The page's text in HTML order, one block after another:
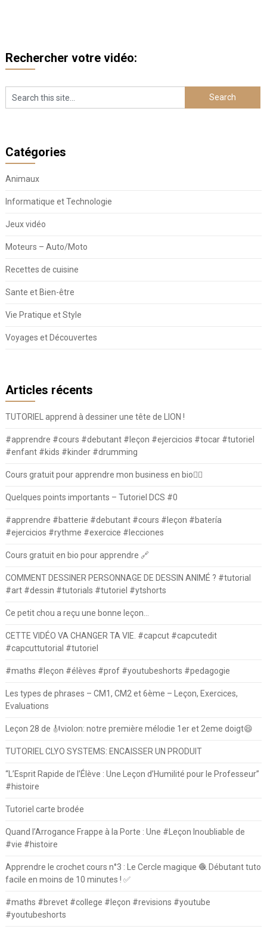
Rechercher votre vidéo:
Catégories
Animaux
Informatique et Technologie
Jeux vidéo
Moteurs – Auto/Moto
Recettes de cuisine
Sante et Bien-être
Vie Pratique et Style
Voyages et Découvertes
Articles récents
TUTORIEL apprend à dessiner une tête de LION !
#apprendre #cours #debutant #leçon #ejercicios #tocar #tutoriel
#enfant #kids #kinder #drumming
Cours gratuit pour apprendre mon business en bio⛓️‍💥
Quelques points importants – Tutoriel DCS #0
#apprendre #batterie #debutant #cours #leçon #batería
#ejercicios #rythme #exercice #lecciones
Cours gratuit en bio pour apprendre 🔗
COMMENT DESSINER PERSONNAGE DE DESSIN ANIMÉ ? #tutorial
#art #dessin #tutorials #tutoriel #ytshorts
Ce petit chou a reçu une bonne leçon…
CETTE VIDÉO VA CHANGER TA VIE. #capcut #capcutedit
#capcuttutorial #tutoriel
#maths #leçon #élèves #prof #youtubeshorts #pedagogie
Les types de phrases – CM1, CM2 et 6ème – Leçon, Exercices,
Evaluations
Leçon 28 de 🎻violon: notre première mélodie 1er et 2eme doigt😄
TUTORIEL CLYO SYSTEMS: ENCAISSER UN PRODUIT
“L’Esprit Rapide de l’Élève : Une Leçon d’Humilité pour le Professeur”
#histoire
Tutoriel carte brodée
Quand l’Arrogance Frappe à la Porte : Une #Leçon Inoubliable de
#vie #histoire
Apprendre le crochet cours n°3 : Le Cercle magique 🧶 Débutant tuto
facile en moins de 10 minutes ! ✅
#maths #brevet #college #leçon #revisions #youtube
#youtubeshorts